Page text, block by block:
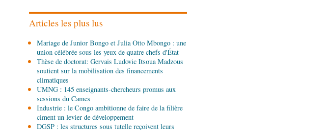
les stands, des surgelés dans les assiettes
SociétéÉpidémie d'Ebola : le gouvernement
renforce la riposte avec l'appui de l'OMS et
d'Africa CDC
06-08-2026 12:38
SportCommuniqué : Samira Leonie, nouvelle
ambassadrice de la marque 1xBet Congo-
Brazzaville
06-08-2026 09:30
Articles les plus lus
Mariage de Junior Bongo et Julia Otto Mbongo : une
union célébrée sous les yeux de quatre chefs d'État
Thèse de doctorat: Gervais Ludovic Itsoua Madzous
soutient sur la mobilisation des financements
climatiques
UMNG : 145 enseignants-chercheurs promus aux
sessions du Cames
Industrie : le Congo ambitionne de faire de la filière
ciment un levier de développement
DGSP : les structures sous tutelle reçoivent leurs